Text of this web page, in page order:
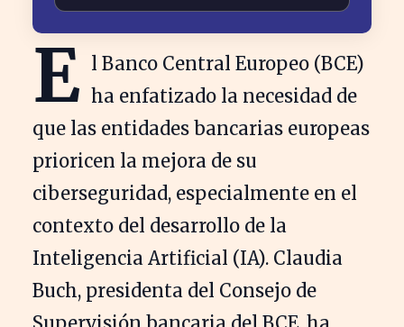
E l Banco Central Europeo (BCE)
ha enfatizado la necesidad de
que las entidades bancarias europeas
prioricen la mejora de su
ciberseguridad, especialmente en el
contexto del desarrollo de la
Inteligencia Artificial (IA). Claudia
Buch, presidenta del Consejo de